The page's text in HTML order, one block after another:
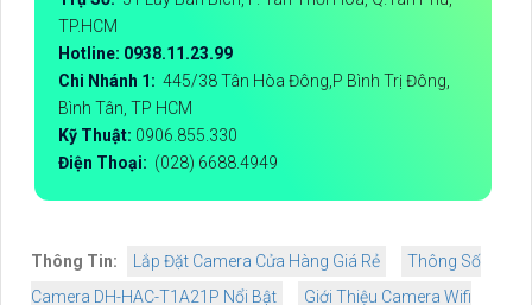
TP.HCM
Hotline: 0938.11.23.99
Chi Nhánh 1: 445/38 Tân Hòa Đông,P Bình Trị Đông,
Bình Tân, TP HCM
Kỹ Thuật: 0906.855.330
Điện Thoại: (028) 6688.4949
Thông Tin: Lắp Đặt Camera Cửa Hàng Giá Rẻ
Thông Số
Camera DH-HAC-T1A21P Nổi Bật
Giới Thiệu Camera Wifi